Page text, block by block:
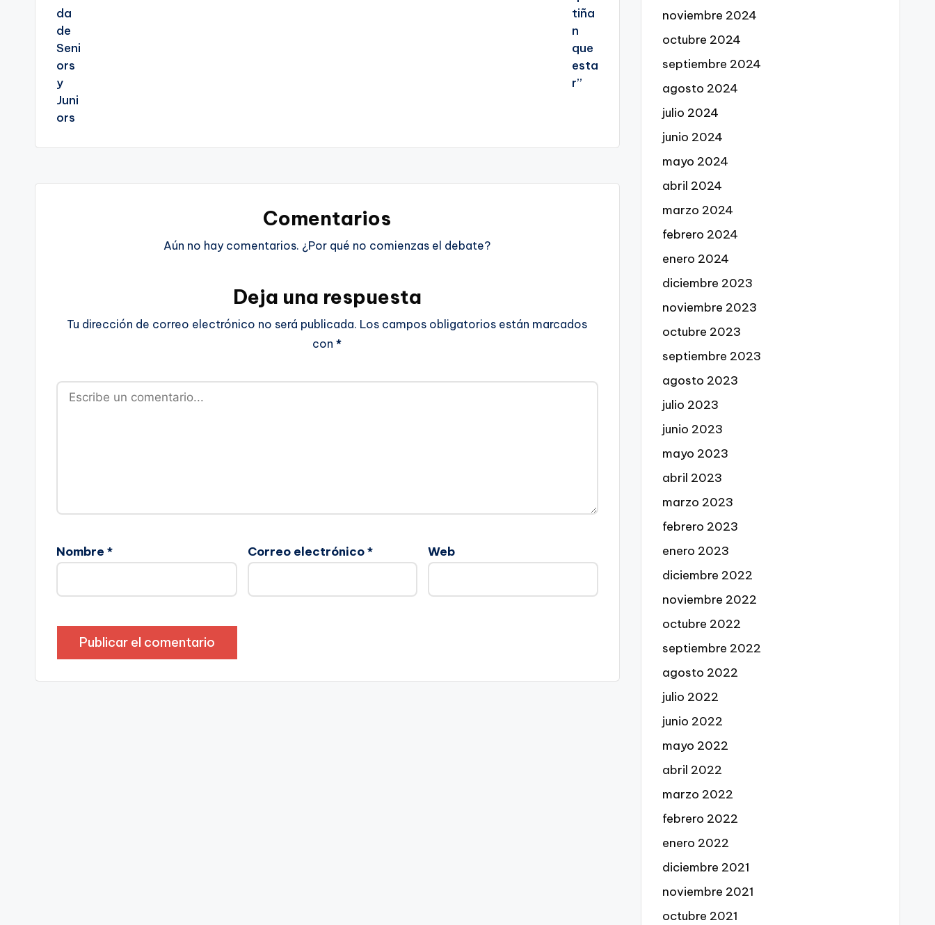
Comentarios
Aún no hay comentarios. ¿Por qué no comienzas el debate?
Deja una respuesta
Tu dirección de correo electrónico no será publicada. Los campos obligatorios están marcados
con*
Nombre * Correo electrónico* Web
noviembre 2024
octubre 2024
septiembre 2024
agosto 2024
julio 2024
junio 2024
mayo 2024
abril 2024
marzo 2024
febrero 2024
enero 2024
diciembre 2023
noviembre 2023
octubre 2023
septiembre 2023
agosto 2023
julio 2023
junio 2023
mayo 2023
abril 2023
marzo 2023
febrero 2023
enero 2023
diciembre 2022
noviembre 2022
octubre 2022
septiembre 2022
agosto 2022
julio 2022
junio 2022
mayo 2022
abril 2022
marzo 2022
febrero 2022
enero 2022
diciembre 2021
noviembre 2021
octubre 2021